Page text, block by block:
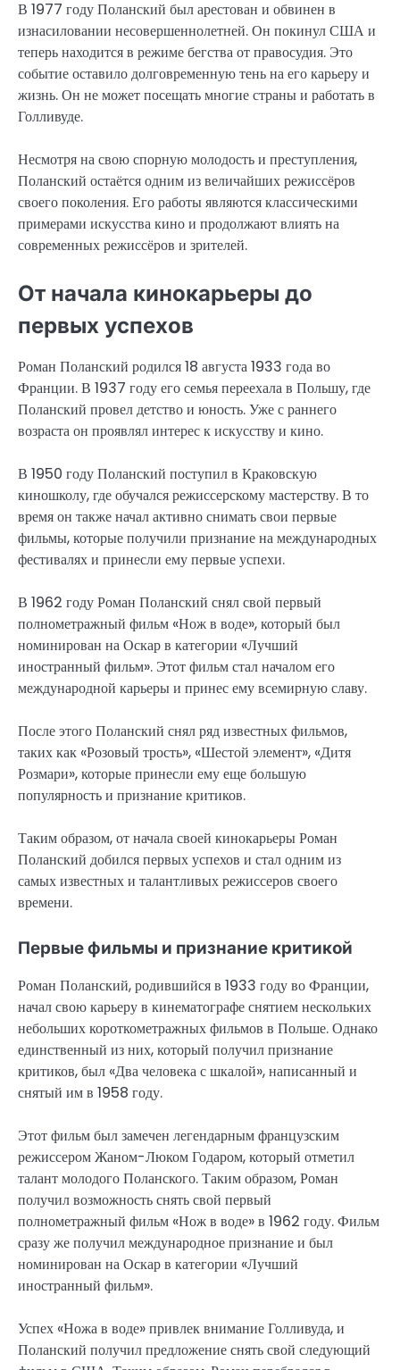
В 1977 году Поланский был арестован и обвинен в
изнасиловании несовершеннолетней. Он покинул США и
теперь находится в режиме бегства от правосудия. Это
событие оставило долговременную тень на его карьеру и
жизнь. Он не может посещать многие страны и работать в
Голливуде.
Несмотря на свою спорную молодость и преступления,
Поланский остаётся одним из величайших режиссёров
своего поколения. Его работы являются классическими
примерами искусства кино и продолжают влиять на
современных режиссёров и зрителей.
От начала кинокарьеры до
первых успехов
Роман Поланский родился 18 августа 1933 года во
Франции. В 1937 году его семья переехала в Польшу, где
Поланский провел детство и юность. Уже с раннего
возраста он проявлял интерес к искусству и кино.
В 1950 году Поланский поступил в Краковскую
киношколу, где обучался режиссерскому мастерству. В то
время он также начал активно снимать свои первые
фильмы, которые получили признание на международных
фестивалях и принесли ему первые успехи.
В 1962 году Роман Поланский снял свой первый
полнометражный фильм «Нож в воде», который был
номинирован на Оскар в категории «Лучший
иностранный фильм». Этот фильм стал началом его
международной карьеры и принес ему всемирную славу.
После этого Поланский снял ряд известных фильмов,
таких как «Розовый трость», «Шестой элемент», «Дитя
Розмари», которые принесли ему еще большую
популярность и признание критиков.
Таким образом, от начала своей кинокарьеры Роман
Поланский добился первых успехов и стал одним из
самых известных и талантливых режиссеров своего
времени.
Первые фильмы и признание критикой
Роман Поланский, родившийся в 1933 году во Франции,
начал свою карьеру в кинематографе снятием нескольких
небольших короткометражных фильмов в Польше. Однако
единственный из них, который получил признание
критиков, был «Два человека с шкалой», написанный и
снятый им в 1958 году.
Этот фильм был замечен легендарным французским
режиссером Жаном-Люком Годаром, который отметил
талант молодого Поланского. Таким образом, Роман
получил возможность снять свой первый
полнометражный фильм «Нож в воде» в 1962 году. Фильм
сразу же получил международное признание и был
номинирован на Оскар в категории «Лучший
иностранный фильм».
Успех «Ножа в воде» привлек внимание Голливуда, и
Поланский получил предложение снять свой следующий